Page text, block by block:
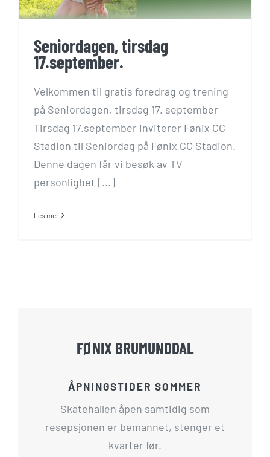
Seniordagen, tirsdag
17.september.
Velkommen til gratis foredrag og trening
på Seniordagen, tirsdag 17. september
Tirsdag 17.september inviterer Fønix CC
Stadion til Seniordag på Fønix CC Stadion.
Denne dagen får vi besøk av TV
personlighet [...]
Les mer
FØNIX BRUMUNDDAL
ÅPNINGSTIDER SOMMER
Skatehallen åpen samtidig som
resepsjonen er bemannet, stenger et
kvarter før.